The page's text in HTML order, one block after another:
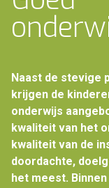
Naast de stevige
krijgen de
onderwijs
kwaliteit van het
kwaliteit van de
doordachte,
het meest.